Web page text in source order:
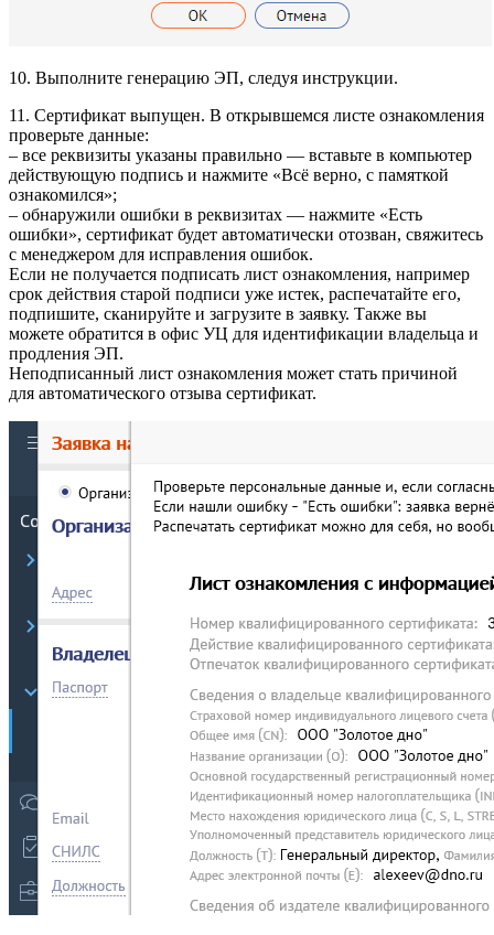
10. Выполните генерацию ЭП, следуя инструкции.
11. Сертификат выпущен. В открывшемся листе ознакомления
проверьте данные:
– все реквизиты указаны правильно — вставьте в компьютер
действующую подпись и нажмите «Всё верно, с памяткой
ознакомился»;
– обнаружили ошибки в реквизитах — нажмите «Есть
ошибки», сертификат будет автоматически отозван, свяжитесь
с менеджером для исправления ошибок.
Если не получается подписать лист ознакомления, например
срок действия старой подписи уже истек, распечатайте его,
подпишите, сканируйте и загрузите в заявку. Также вы
можете обратится в офис УЦ для идентификации владельца и
продления ЭП.
Неподписанный лист ознакомления может стать причиной
для автоматического отзыва сертификат.